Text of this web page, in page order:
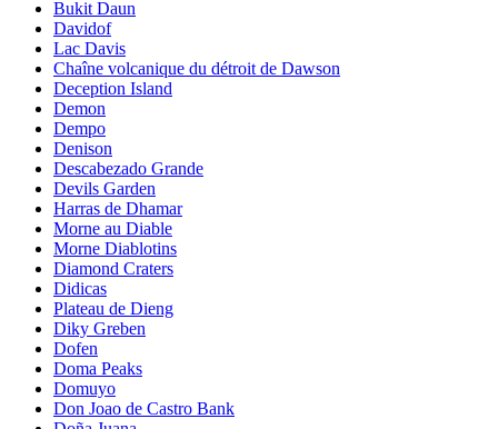
Bukit Daun
Davidof
Lac Davis
Chaîne volcanique du détroit de Dawson
Deception Island
Demon
Dempo
Denison
Descabezado Grande
Devils Garden
Harras de Dhamar
Morne au Diable
Morne Diablotins
Diamond Craters
Didicas
Plateau de Dieng
Diky Greben
Dofen
Doma Peaks
Domuyo
Don Joao de Castro Bank